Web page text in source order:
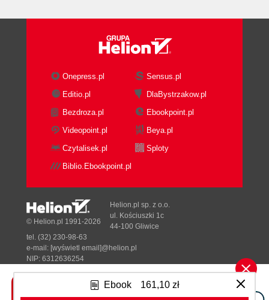
Ebook 161,10 zł
Onepress.pl
Sensus.pl
Editio.pl
DlaBystrzakow.pl
Bezdroza.pl
Ebookpoint.pl
Videopoint.pl
Beya.pl
Czytalisek.pl
Sploty
Biblio.Ebookpoint.pl
Tonik.pl
© Helion.pl 1991-2026
Helion.pl sp. z o.o.
ul. Kościuszki 1c
44-100 Gliwice
tel. (32) 230-98-63
e-mail: [wyświetl email]@helion.pl
NIP: 6312636254